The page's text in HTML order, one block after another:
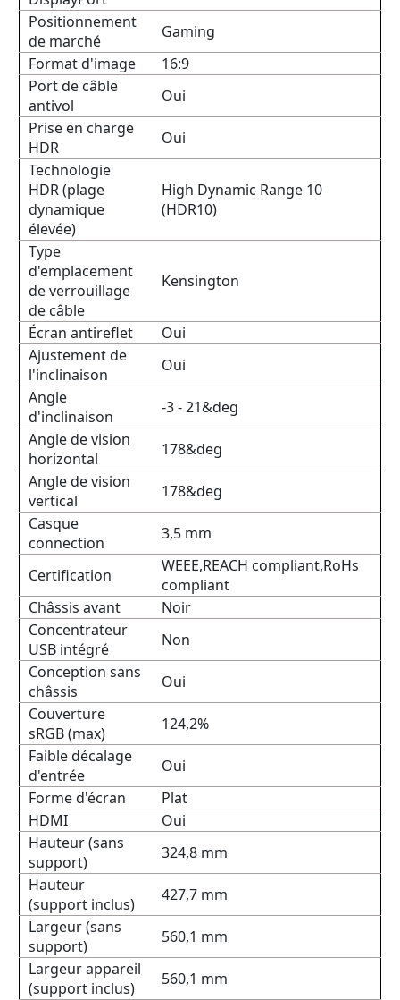
Positionnement
de marché
Gaming
Format d'image
16:9
Port de câble
antivol
Oui
Prise en charge
HDR
Oui
Technologie
HDR (plage
dynamique
élevée)
High Dynamic Range 10
(HDR10)
Type
d'emplacement
de verrouillage
de câble
Kensington
Écran antireflet
Oui
Ajustement de
l'inclinaison
Oui
Angle
d'inclinaison
-3 - 21&deg
Angle de vision
horizontal
178&deg
Angle de vision
vertical
178&deg
Casque
connection
3,5 mm
Certification
WEEE,REACH compliant,RoHs
compliant
Châssis avant
Noir
Concentrateur
USB intégré
Non
Conception sans
châssis
Oui
Couverture
sRGB (max)
124,2%
Faible décalage
d'entrée
Oui
Forme d'écran
Plat
HDMI
Oui
Hauteur (sans
support)
324,8 mm
Hauteur
(support inclus)
427,7 mm
Largeur (sans
support)
560,1 mm
Largeur appareil
(support inclus)
560,1 mm